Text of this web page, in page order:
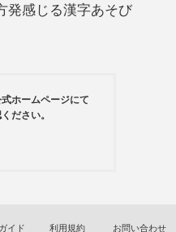
発感じる漢字あそび
ホームページにて
ださい。
イド 利用規約 お問い合わせ